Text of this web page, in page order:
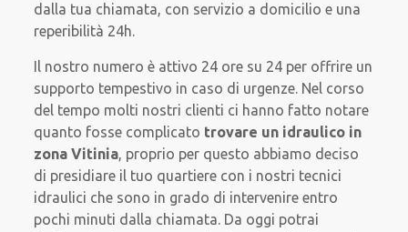
dalla tua chiamata, con servizio a domicilio e una
reperibilità 24h.
Il nostro numero è attivo 24 ore su 24 per offrire un
supporto tempestivo in caso di urgenze. Nel corso
del tempo molti nostri clienti ci hanno fatto notare
quanto fosse complicato trovare un idraulico in
zona Vitinia, proprio per questo abbiamo deciso
di presidiare il tuo quartiere con i nostri tecnici
idraulici che sono in grado di intervenire entro
pochi minuti dalla chiamata. Da oggi potrai